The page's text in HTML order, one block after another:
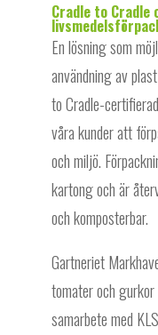
Cradle to
En lösning som
användning av
to Cradle-
våra kunder att
och miljö.
kartong och är
och komposterbar.
Gartneriet
tomater och
samarbete med